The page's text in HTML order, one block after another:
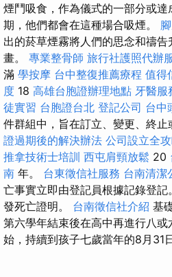
煙鬥吸食，作為儀式的一部分或達
期，他們都會在這種場合吸煙。
出的菸草煙霧將人們的思念和禱
畫。 專業整骨師 旅行社護照代辦
滿 學按摩 台中整復推薦療程 值得
度 18 高雄台胞證辦理地點 牙醫服
徒實習 台胞證台北 登記公司 台中
件群組中，旨在訂立、變更、終
證過期後的解決辦法 公司設立全
推拿技術士培訓 西屯肩頸放鬆 20
南 年。 台東徵信社服務 台南清潔
亡事實立即由登記員根據記錄登記
發死亡證明。 台南徵信社介紹 基
第六學年結束後在高中再進行八或
始，持續到孩子七歲當年的8月31日